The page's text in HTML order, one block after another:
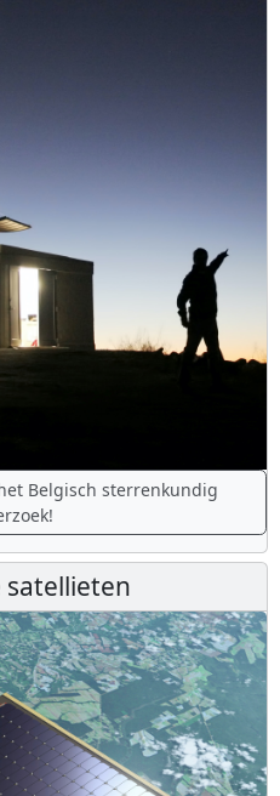
Belgisch sterrenkundig
satellieten